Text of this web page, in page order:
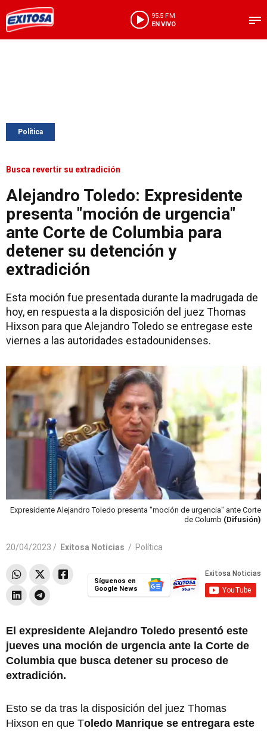
95.5 FM
EN VIVO
Política
Busca revertir su extradición
Alejandro Toledo: Expresidente
presenta "moción de urgencia"
ante Corte de Columbia para
detener su detención y
extradición
Esta moción fue presentada durante la madrugada de
hoy, en respuesta a la disposición del juez Thomas
Hixson para que Alejandro Toledo se entregase este
viernes a las autoridades estadounidenses.
Expresidente Alejandro Toledo presenta "moción de urgencia" ante Corte
de Columb (Difusión)
20/04/2023 / Exitosa Noticias / Política
Síguenos en
Google News
El expresidente Alejandro Toledo presentó este
jueves una moción de urgencia ante la Corte de
Columbia que busca detener su proceso de
extradición.
Esto se da tras la disposición del juez Thomas
Hixson en que Toledo Manrique se entregara este